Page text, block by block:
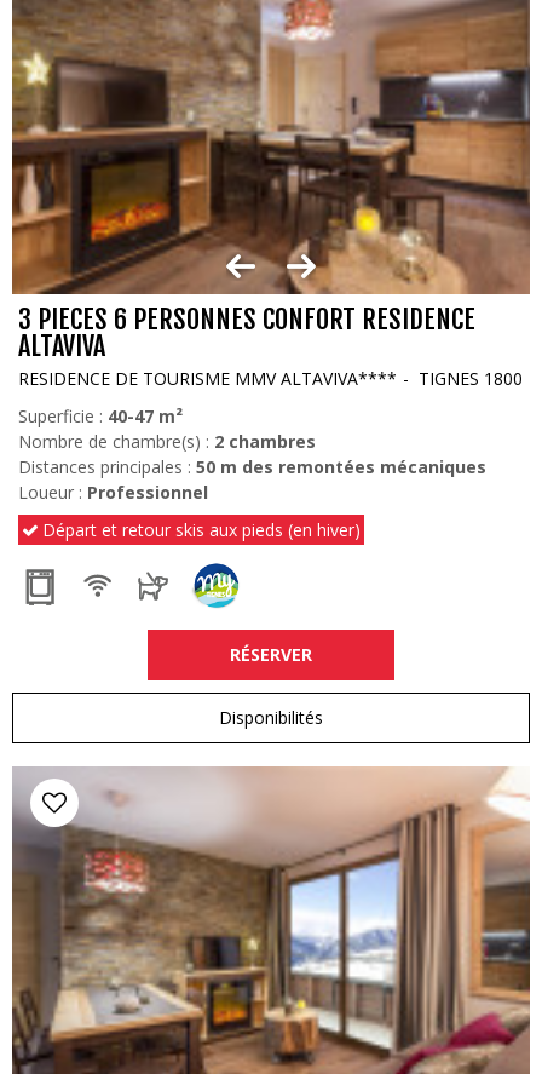
3 PIECES 6 PERSONNES CONFORT RESIDENCE
ALTAVIVA
RESIDENCE DE TOURISME MMV ALTAVIVA****
TIGNES 1800
Superficie : 40-47 m²
Nombre de chambre(s) : 2 chambres
Distances principales : 50 m des remontées mécaniques
Loueur : Professionnel
Départ et retour skis aux pieds (en hiver)
RÉSERVER
Disponibilités